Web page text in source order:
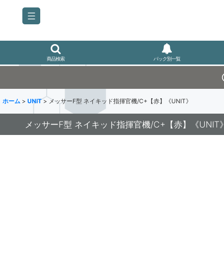
商品検索 パック別一覧
ホーム > UNIT > メッサーF型 ネイキッド指揮官機/C+【赤】《UNIT》
メッサーF型 ネイキッド指揮官機/C+【赤】《UNIT》